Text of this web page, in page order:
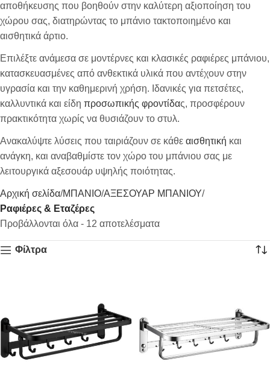
αποθήκευσης που βοηθούν στην καλύτερη αξιοποίηση του
χώρου σας, διατηρώντας το μπάνιο τακτοποιημένο και
αισθητικά άρτιο.
Επιλέξτε ανάμεσα σε μοντέρνες και κλασικές ραφιέρες μπάνιου,
κατασκευασμένες από ανθεκτικά υλικά που αντέχουν στην
υγρασία και την καθημερινή χρήση. Ιδανικές για πετσέτες,
καλλυντικά και είδη προσωπικής φροντίδας, προσφέρουν
πρακτικότητα χωρίς να θυσιάζουν το στυλ.
Ανακαλύψτε λύσεις που ταιριάζουν σε κάθε αισθητική και
ανάγκη, και αναβαθμίστε τον χώρο του μπάνιου σας με
λειτουργικά αξεσουάρ υψηλής ποιότητας.
Αρχική σελίδα ΜΠΑΝΙΟ ΑΞΕΣΟΥΑΡ ΜΠΑΝΙΟΥ
Ραφιέρες & Εταζέρες
Προβάλλονται όλα - 12 αποτελέσματα
Φίλτρα